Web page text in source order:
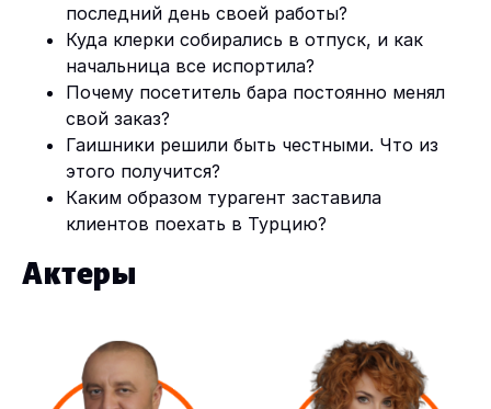
последний день своей работы?
Куда клерки собирались в отпуск, и как
начальница все испортила?
Почему посетитель бара постоянно менял
свой заказ?
Гаишники решили быть честными. Что из
этого получится?
Каким образом турагент заставила
клиентов поехать в Турцию?
Актеры